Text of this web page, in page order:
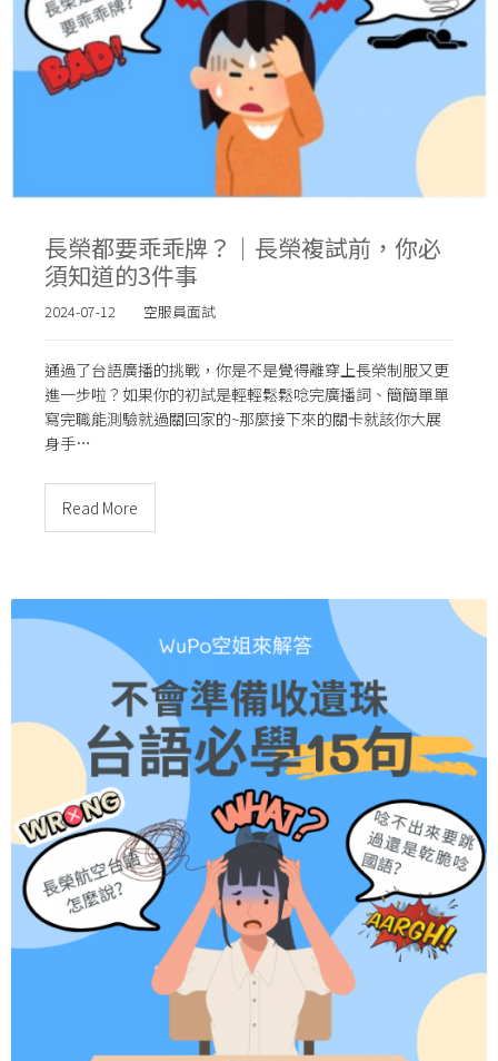
長榮都要乖乖牌？｜長榮複試前，你必
須知道的3件事
2024-07-12 空服員面試
通過了台語廣播的挑戰，你是不是覺得離穿上長榮制服又更
進一步啦？如果你的初試是輕輕鬆鬆唸完廣播詞、簡簡單單
寫完職能測驗就過關回家的~那麼接下來的關卡就該你大展
身手…
Read More